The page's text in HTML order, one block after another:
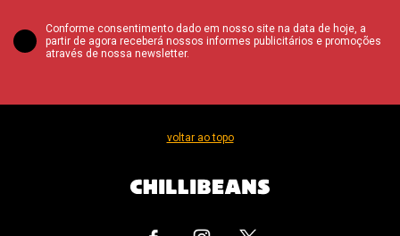
Conforme consentimento dado em nosso site na data de hoje, a
partir de agora receberá nossos informes publicitários e promoções
através de nossa newsletter.
voltar ao topo